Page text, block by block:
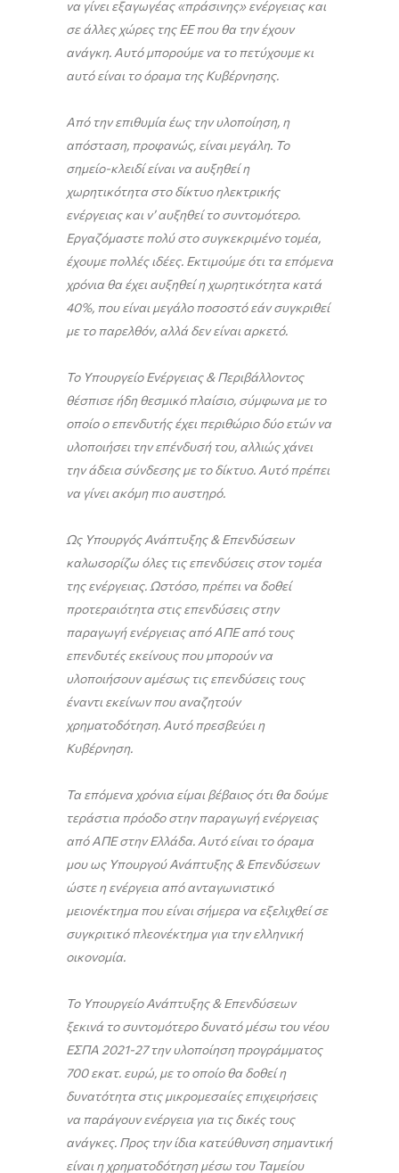
να γίνει εξαγωγέας «πράσινης» ενέργειας και
σε άλλες χώρες της ΕΕ που θα την έχουν
ανάγκη. Αυτό μπορούμε να το πετύχουμε κι
αυτό είναι το όραμα της Κυβέρνησης.
Από την επιθυμία έως την υλοποίηση, η
απόσταση, προφανώς, είναι μεγάλη. Το
σημείο-κλειδί είναι να αυξηθεί η
χωρητικότητα στο δίκτυο ηλεκτρικής
ενέργειας και ν’ αυξηθεί το συντομότερο.
Εργαζόμαστε πολύ στο συγκεκριμένο τομέα,
έχουμε πολλές ιδέες. Εκτιμούμε ότι τα επόμενα
χρόνια θα έχει αυξηθεί η χωρητικότητα κατά
40%, που είναι μεγάλο ποσοστό εάν συγκριθεί
με το παρελθόν, αλλά δεν είναι αρκετό.
Το Υπουργείο Ενέργειας & Περιβάλλοντος
θέσπισε ήδη θεσμικό πλαίσιο, σύμφωνα με το
οποίο ο επενδυτής έχει περιθώριο δύο ετών να
υλοποιήσει την επένδυσή του, αλλιώς χάνει
την άδεια σύνδεσης με το δίκτυο. Αυτό πρέπει
να γίνει ακόμη πιο αυστηρό.
Ως Υπουργός Ανάπτυξης & Επενδύσεων
καλωσορίζω όλες τις επενδύσεις στον τομέα
της ενέργειας. Ωστόσο, πρέπει να δοθεί
προτεραιότητα στις επενδύσεις στην
παραγωγή ενέργειας από ΑΠΕ από τους
επενδυτές εκείνους που μπορούν να
υλοποιήσουν αμέσως τις επενδύσεις τους
έναντι εκείνων που αναζητούν
χρηματοδότηση. Αυτό πρεσβεύει η
Κυβέρνηση.
Τα επόμενα χρόνια είμαι βέβαιος ότι θα δούμε
τεράστια πρόοδο στην παραγωγή ενέργειας
από ΑΠΕ στην Ελλάδα. Αυτό είναι το όραμα
μου ως Υπουργού Ανάπτυξης & Επενδύσεων
ώστε η ενέργεια από ανταγωνιστικό
μειονέκτημα που είναι σήμερα να εξελιχθεί σε
συγκριτικό πλεονέκτημα για την ελληνική
οικονομία.
Το Υπουργείο Ανάπτυξης & Επενδύσεων
ξεκινά το συντομότερο δυνατό μέσω του νέου
ΕΣΠΑ 2021-27 την υλοποίηση προγράμματος
700 εκατ. ευρώ, με το οποίο θα δοθεί η
δυνατότητα στις μικρομεσαίες επιχειρήσεις
να παράγουν ενέργεια για τις δικές τους
ανάγκες. Προς την ίδια κατεύθυνση σημαντική
είναι η χρηματοδότηση μέσω του Ταμείου